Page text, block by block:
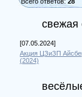
свежая
[07.05.2024]
Акция ЦЗиЗП
(2024)